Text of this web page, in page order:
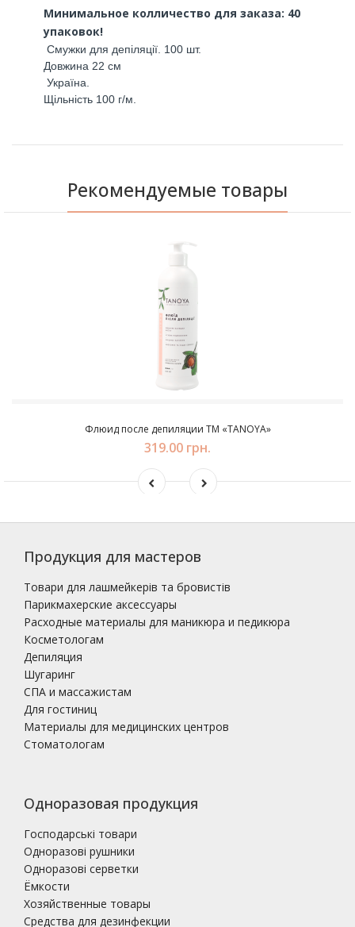
Минимальное колличество для заказа: 40
упаковок!
Смужки для депіляції. 100 шт.
Довжина 22 см
Україна.
Щільність 100 г/м.
Рекомендуемые товары
Флюид после депиляции ТМ «TANOYA»
319.00 грн.
Продукция для мастеров
Товари для лашмейкерів та бровистів
Парикмахерские аксессуары
Расходные материалы для маникюра и педикюра
Косметологам
Депиляция
Шугаринг
СПА и массажистам
Для гостиниц
Материалы для медицинских центров
Стоматологам
Одноразовая продукция
Господарські товари
Одноразові рушники
Одноразові серветки
Ёмкости
Хозяйственные товары
Средства для дезинфекции